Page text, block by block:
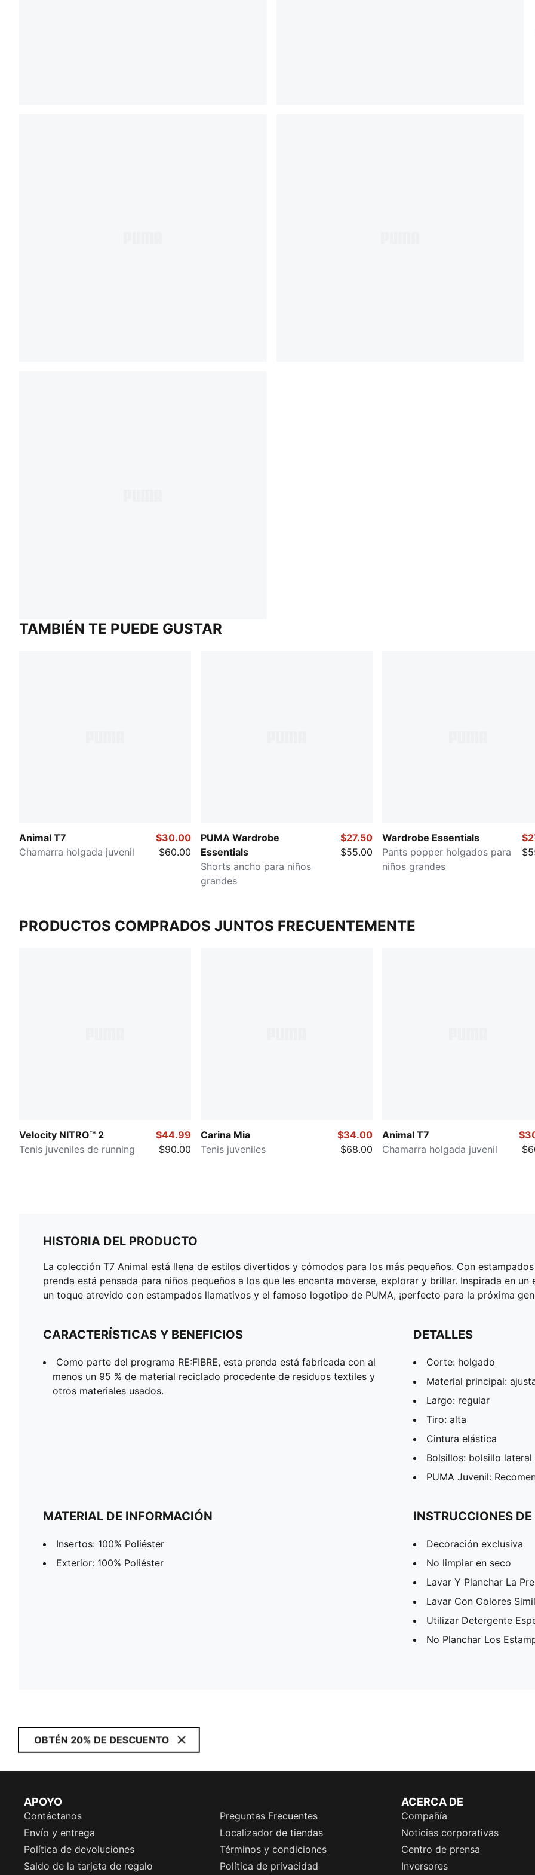
TAMBIÉN TE PUEDE GUSTAR
Animal T7
Chamarra holgada juvenil
$30.00
$60.00
PUMA Wardrobe
Essentials
Shorts ancho para niños
grandes
$27.50
$55.00
Wardrobe Essentials
Pants popper holgados para
niños grandes
PRODUCTOS COMPRADOS JUNTOS FRECUENTEMENTE
Velocity NITRO™ 2
Tenis juveniles de running
$44.99
$90.00
Carina Mia
Tenis juveniles
$34.00
$68.00
Animal T7
Chamarra holgada juvenil
HISTORIA DEL PRODUCTO
La colección T7 Animal está llena de estilos divertidos y cómodos para los más pequeños. Con
prenda está pensada para niños pequeños a los que les encanta moverse, explorar y brillar. Inspirada en
un toque atrevido con estampados llamativos y el famoso logotipo de PUMA, ¡perfecto para la próxima
CARACTERÍSTICAS Y BENEFICIOS
Como parte del programa RE:FIBRE, esta prenda está fabricada con al
menos un 95 % de material reciclado procedente de residuos textiles y
otros materiales usados.
DETALLES
Corte: holgado
Material principal:
Largo: regular
Tiro: alta
Cintura elástica
Bolsillos: bolsillo lateral
PUMA Juvenil:
MATERIAL DE INFORMACIÓN
Insertos: 100% Poliéster
Exterior: 100% Poliéster
INSTRUCCIONES
Decoración exclusiva
No limpiar en seco
Lavar Y Planchar La
Lavar Con Colores
Utilizar Detergente
No Planchar Los
OBTÉN 20% DE DESCUENTO
APOYO
Contáctanos
Preguntas Frecuentes
Envío y entrega
Localizador de tiendas
Política de devoluciones
Términos y condiciones
Saldo de la tarjeta de regalo
Política de privacidad
ACERCA DE
Compañía
Noticias corporativas
Centro de prensa
Inversores